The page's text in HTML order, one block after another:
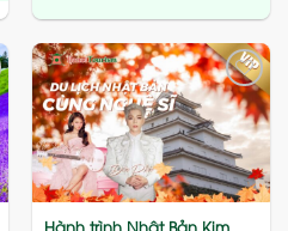
Add
to
wishlist